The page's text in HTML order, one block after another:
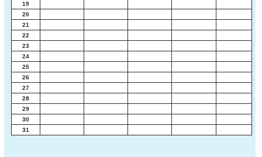
19
20
21
22
23
24
25
26
27
28
29
30
31